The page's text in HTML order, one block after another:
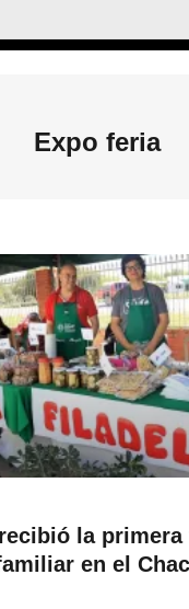
Expo feria
la
en el